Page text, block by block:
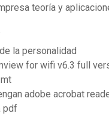
teoría y
la personalidad
for wifi v6.3 full
adobe acrobat
pdf